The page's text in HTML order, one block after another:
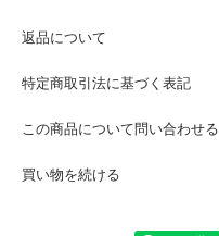
返品について
特定商取引法に基づく表記
この商品について問い合わせる
買い物を続ける